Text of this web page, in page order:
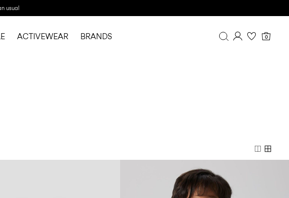
usual
0
ACTIVEWEAR BRANDS